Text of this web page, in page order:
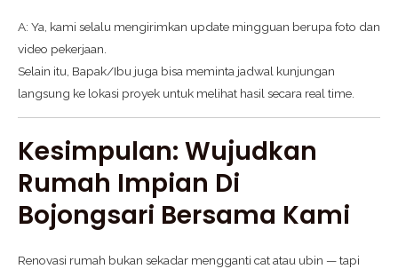
A: Ya, kami selalu mengirimkan update mingguan berupa foto dan
video pekerjaan.
Selain itu, Bapak/Ibu juga bisa meminta jadwal kunjungan
langsung ke lokasi proyek untuk melihat hasil secara real time.
Kesimpulan: Wujudkan
Rumah Impian Di
Bojongsari Bersama Kami
Renovasi rumah bukan sekadar mengganti cat atau ubin — tapi